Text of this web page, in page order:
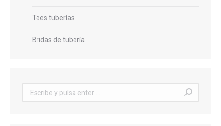
Tees tuberías
Bridas de tubería
Buscar: